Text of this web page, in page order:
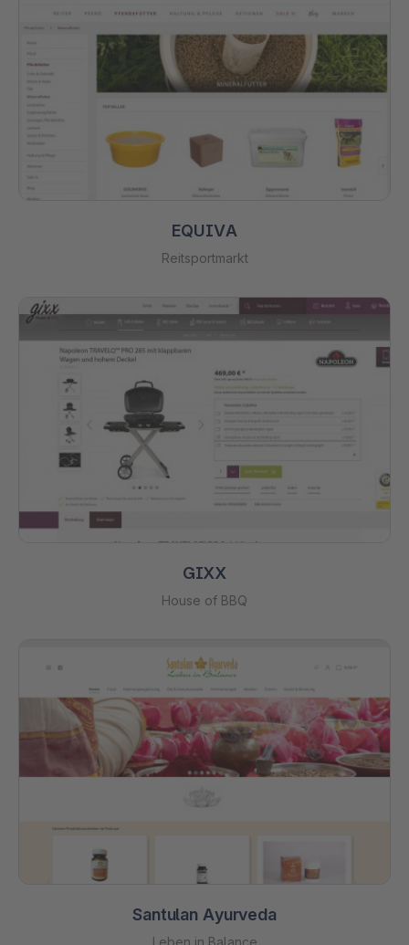
EQUIVA
Reitsportmarkt
GIXX
House of BBQ
Santulan Ayurveda